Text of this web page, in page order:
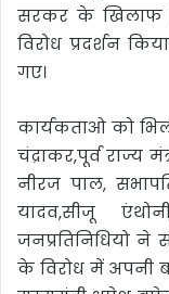
सरकर के खिलाफ
विरोध प्रदर्शन
गए।
कार्यकताओ को
चंद्राकर,पूर्व राज्य
नीरज पाल,
यादव,सीजू
जनप्रतिनिधियो ने
के विरोध में अपनी